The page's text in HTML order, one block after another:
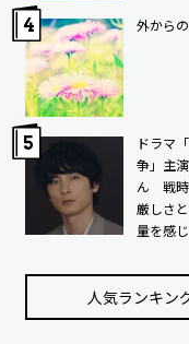
外から
ドラマ
争」主
ん 戦時
厳しさ
量を感
人気ランキン